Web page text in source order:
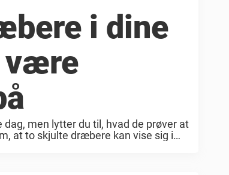
i dine
være
men lytter du til, hvad de prøver at
at to skjulte dræbere kan vise sig i